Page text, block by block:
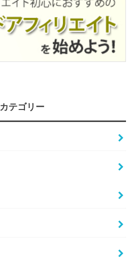
カテゴリー